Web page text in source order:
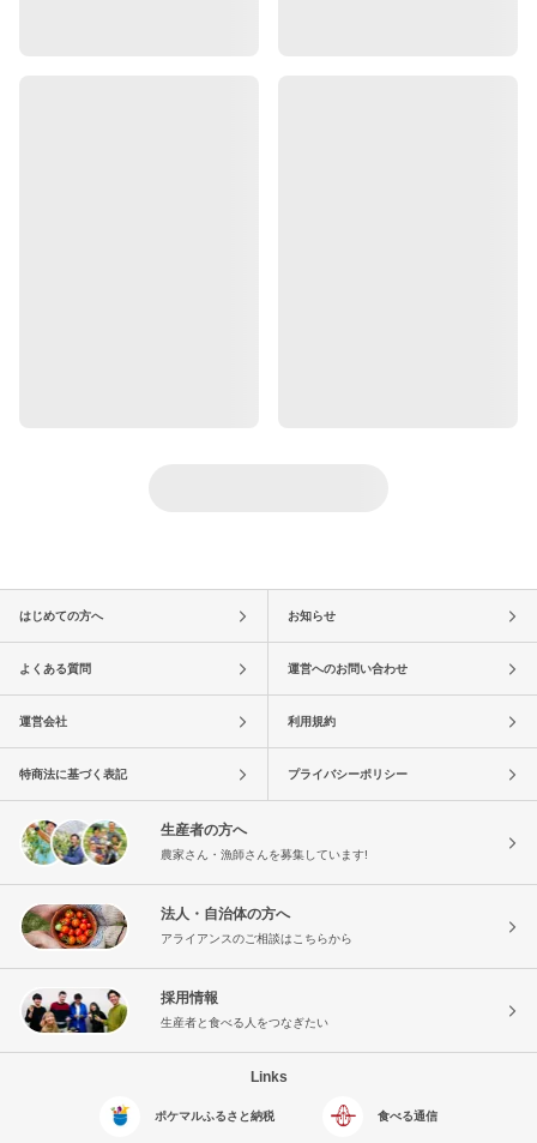
はじめての方へ お知らせ
よくある質問 運営へのお問い合わせ
運営会社 利用規約
特商法に基づく表記 プライバシーポリシー
生産者の方へ
農家さん・漁師さんを募集しています!
法人・自治体の方へ
アライアンスのご相談はこちらから
採用情報
生産者と食べる人をつなぎたい
Links
ポケマルふるさと納税 食べる通信